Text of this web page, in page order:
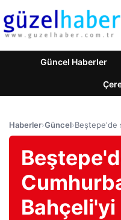
Güncel Haberler
Haberler›Güncel›Beştepe'de